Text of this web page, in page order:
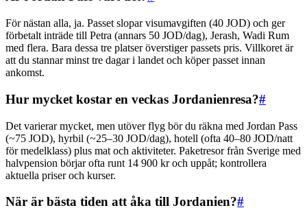
För nästan alla, ja. Passet slopar visumavgiften (40 JOD) och ger
förbetalt inträde till Petra (annars 50 JOD/dag), Jerash, Wadi Rum
med flera. Bara dessa tre platser överstiger passets pris. Villkoret är
att du stannar minst tre dagar i landet och köper passet innan
ankomst.
Hur mycket kostar en veckas Jordanienresa?#
Det varierar mycket, men utöver flyg bör du räkna med Jordan Pass
(~75 JOD), hyrbil (~25–30 JOD/dag), hotell (ofta 40–80 JOD/natt
för medelklass) plus mat och aktiviteter. Paketresor från Sverige med
halvpension börjar ofta runt 14 900 kr och uppåt; kontrollera
aktuella priser och kurser.
När är bästa tiden att åka till Jordanien?#